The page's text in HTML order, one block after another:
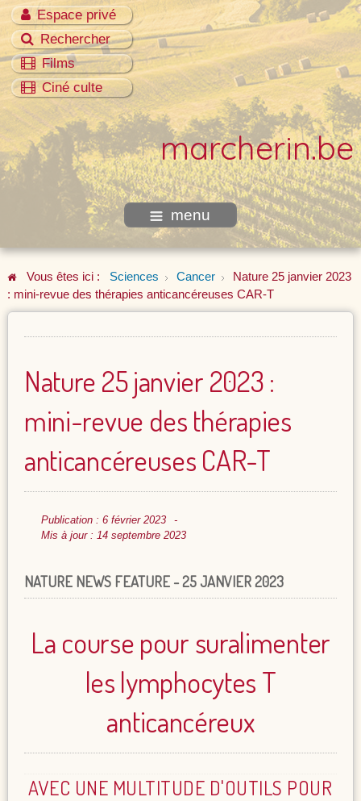
Espace privé
Rechercher
Films
Ciné culte
marcherin.be
menu
Vous êtes ici : Sciences Cancer
Nature 25 janvier 2023
: mini-revue des thérapies anticancéreuses CAR-T
Nature 25 janvier 2023 :
mini-revue des thérapies
anticancéreuses CAR-T
Publication : 6 février 2023
Mis à jour : 14 septembre 2023
NATURE NEWS FEATURE - 25 JANVIER 2023
La course pour suralimenter
les lymphocytes T
anticancéreux
AVEC UNE MULTITUDE D'OUTILS POUR